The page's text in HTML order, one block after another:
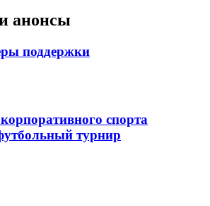
анонсы
поддержки
спорта
турнир